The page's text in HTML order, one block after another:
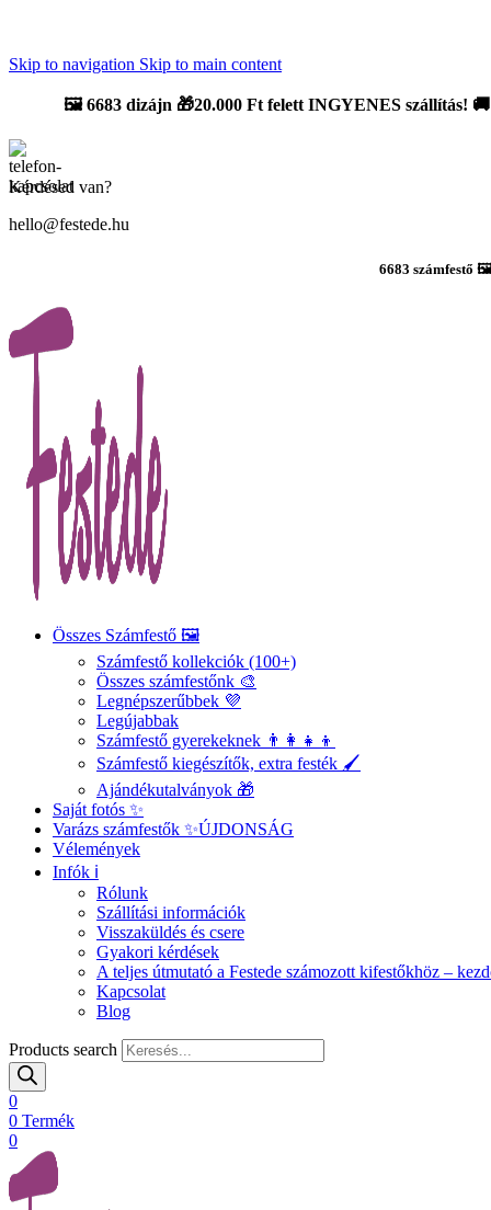
Skip to navigation Skip to main content
🖼️6683 dizájn 🎁20.000 Ft felett INGYENES szállítás! 🚚
Kérdésed van?
hello@festede.hu
6683 számfestő
Összes Számfestő 🖼️
Számfestő kollekciók (100+)
Összes számfestőnk 🎨
Legnépszerűbbek 💜
Legújabbak
Számfestő gyerekeknek 👨‍👩‍👧‍👦
Számfestő kiegészítők, extra festék 🖌️
Ajándékutalványok 🎁
Saját fotós ✨
Varázs számfestők ✨ÚJDONSÁG
Vélemények
Infók ℹ️
Rólunk
Szállítási információk
Visszaküldés és csere
Gyakori kérdések
A teljes útmutató a Festede számozott kifestőkhöz –
Kapcsolat
Blog
Products search
0
0 Termék
0